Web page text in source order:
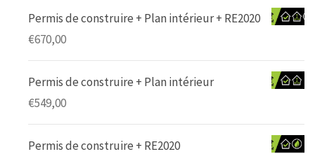
Permis de construire + Plan intérieur + RE2020
€670,00
Permis de construire + Plan intérieur
€549,00
Permis de construire + RE2020